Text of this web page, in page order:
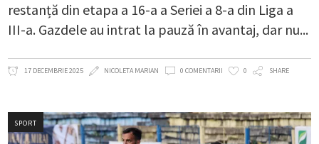
restanță din etapa a 16-a a Seriei a 8-a din Liga a
III-a. Gazdele au intrat la pauză în avantaj, dar nu
17 DECEMBRIE 2025 NICOLETA MARIAN 0 COMENTARII 0 SHARE
SPORT